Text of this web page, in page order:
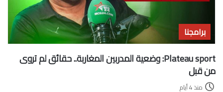
برامجنا
Plateau sport: وضعية المدربين المغاربة.. حقائق لم تروى
من قبل
منذ 4 أيام